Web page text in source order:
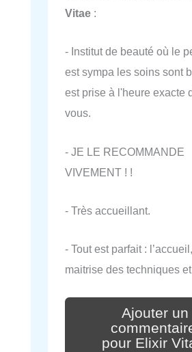
Vitae :
- Institut de beauté où le
est sympa les soins sont
est prise à l'heure exacte
vous.
- JE LE RECOMMANDE
VIVEMENT ! !
- Très accueillant.
- Tout est parfait :
maitrise des techniques
Ajouter un
pour Elixir